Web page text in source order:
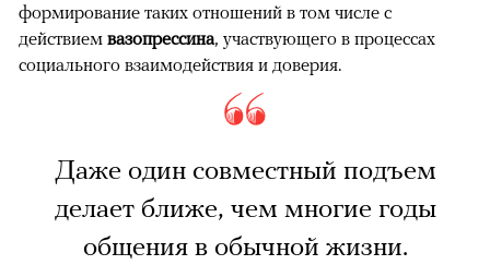
формирование таких отношений в том числе с
действием вазопрессина, участвующего в процессах
социального взаимодействия и доверия.
Даже один совместный подъем
делает ближе, чем многие годы
общения в обычной жизни.